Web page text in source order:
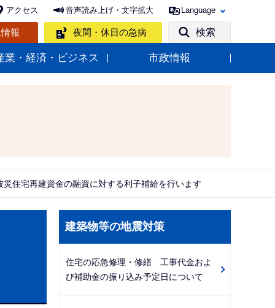
アクセス 音声読み上げ・文字拡大 Language
報 夜間・休日の急病 検索
業・経済・ビジネス 市政情報
住宅再建資金の融資に対する利子補給を行います
ビ
建築物等の地震対策
住宅の応急修理・修繕 工事代金およ
び補助金の振り込み予定日について